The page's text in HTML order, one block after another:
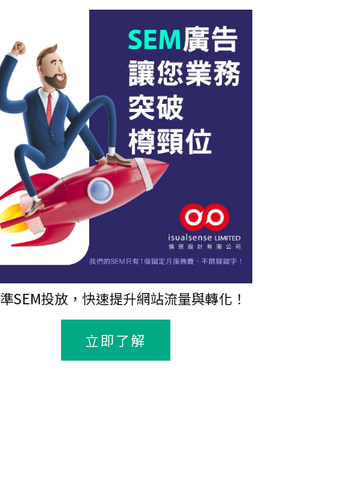
SEM投放，快速提升網站流量與轉化！
立即了解